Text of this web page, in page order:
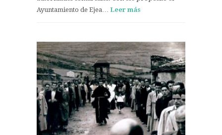
Ayuntamiento de Ejea… Leer más